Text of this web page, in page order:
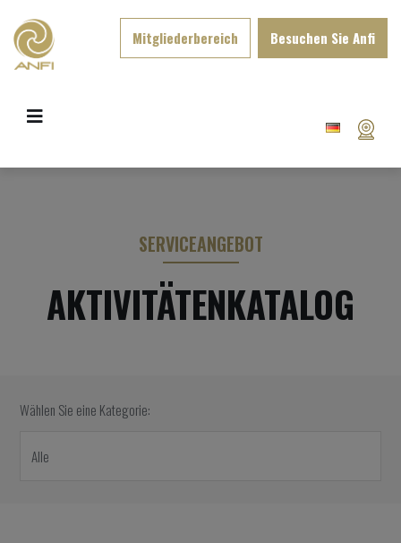
Mitgliederbereich Besuchen Sie Anfi
SERVICEANGEBOT
AKTIVITÄTENKATALOG
Wählen Sie eine Kategorie: